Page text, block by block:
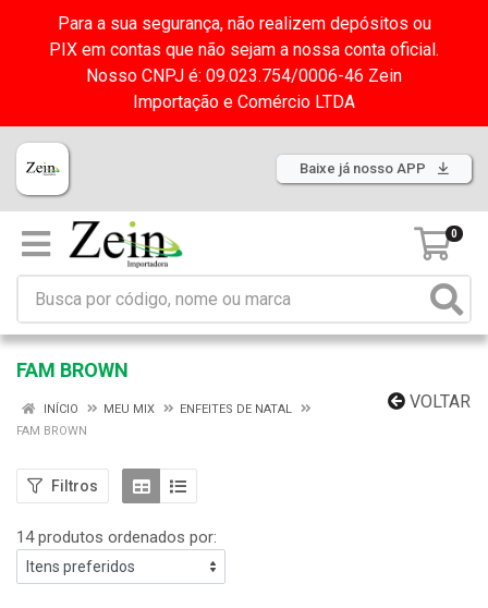
Para a sua segurança, não realizem depósitos ou
PIX em contas que não sejam a nossa conta oficial.
Nosso CNPJ é: 09.023.754/0006-46 Zein
Importação e Comércio LTDA
Baixe já nosso APP
0
FAM BROWN
VOLTAR
INÍCIO MEU MIX
ENFEITES DE NATAL
FAM BROWN
Filtros
14 produtos ordenados por: